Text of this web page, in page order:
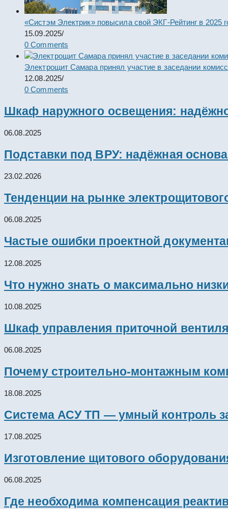
«Систэм Электрик» повысила свой ЭКГ-Рейтинг в 2025
15.09.2025/
0 Comments
Электрощит Самара принял участие в заседании
12.08.2025/
0 Comments
Шкаф наружного освещения:
06.08.2025
Подставки под ВРУ: надёжная
23.02.2026
Тенденции на рынке
06.08.2025
Частые ошибки проектной
12.08.2025
Что нужно знать о максимально
10.08.2025
Шкаф управления приточной
06.08.2025
Почему строительно-монтажным
18.08.2025
Система АСУ ТП — умный контроль
17.08.2025
Изготовление щитового
06.08.2025
Где необходима компенсация